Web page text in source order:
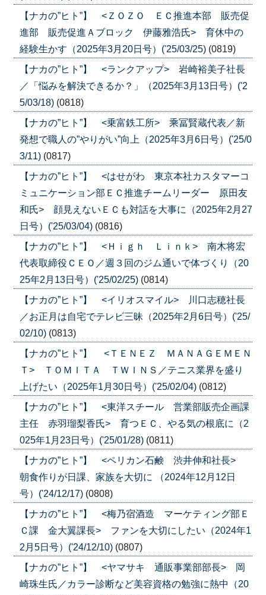
【ナカの”ヒト”】 <ＺＯＺＯ ＥＣ推進本部 販売促
進部 販売促進Ａブロック 伊藤雅浩氏> 育休中の
経験生かす（2025年3月20日号）('25/03/25) (0819)
【ナカの”ヒト”】 <ランクアップ> 岩崎裕美子社長
／「悩みを解決できるか？」（2025年3月13日号）('2
5/03/18) (0818)
【ナカの”ヒト”】 <乗富鉄工所> 乘冨賢蔵代表／新
発想で職人の”やりがい”向上（2025年3月6日号）('25/0
3/11) (0817)
【ナカの”ヒト”】 <はせがわ 東京本社カスタマーコ
ミュニケーション部ＥＣ推進チームリーダー 原田友
和氏> 顔見えないＥＣも対話を大事に（2025年2月27
日号）('25/03/04) (0816)
【ナカの”ヒト”】 <Ｈｉｇｈ Ｌｉｎｋ> 南木将宏
代表取締役ＣＥＯ／週３回のジム通いで体づくり（20
25年2月13日号）('25/02/25) (0814)
【ナカの”ヒト”】 <イリオスマイル> 川口志穂社長
／お正月は自宅でテレビ三昧（2025年2月6日号）('25/
02/10) (0813)
【ナカの”ヒト”】 <ＴＥＮＥＺ ＭＡＮＡＧＥＭＥＮ
Ｔ> ＴＯＭＩＴＡ ＴＷＩＮＳ／テニス業界を盛り
上げたい（2025年1月30日号）('25/02/04) (0812)
【ナカの”ヒト”】 <東洋スチール 営業部販売企画課
主任 赤羽瑠梨香氏> 育つＥＣ、やる気の根底に（2
025年1月23日号）('25/01/28) (0811)
【ナカの”ヒト”】 <ペリカン石鹸 渋井伸和社長>
朝食作りが日課、家族を大切に （2024年12月12日
号）('24/12/17) (0808)
【ナカの”ヒト”】 <梅乃宿酒造 マーケティング部Ｅ
Ｃ課 金大翼課長> ファンを大切にしたい（2024年1
2月5日号）('24/12/10) (0807)
【ナカの”ヒト”】 <ヤマサキ 通販事業部部長> 岡
崎珠生氏／カラー診断など美容資格の勉強に熱中（20